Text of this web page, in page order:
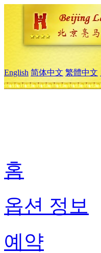
English 简体中文 繁體中文
홈
옵션 정보
예약